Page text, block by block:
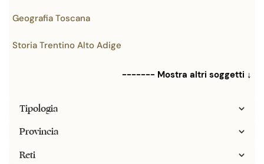
Geografia Toscana
Storia Trentino Alto Adige
------- Mostra altri soggetti ↓
Tipologia
Provincia
Reti